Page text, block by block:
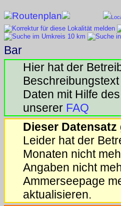
Routenplan
Bar
Hier hat der
Daten mit Hilfe
unserer FAQ
Dieser
Leider hat der
Monaten nicht
Angaben nicht
Ammerseepage
aktualisieren.